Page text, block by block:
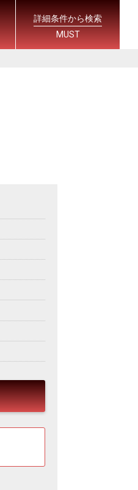
詳細条件から検索
MUST